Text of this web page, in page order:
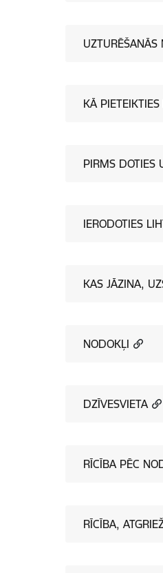
UZTURĒŠANĀS
KĀ
PIRMS DOTIES
IERODOTIES
KAS JĀZINA,
NODOKĻI
DZĪVESVIETA
RĪCĪBA PĒC
RĪCĪBA,